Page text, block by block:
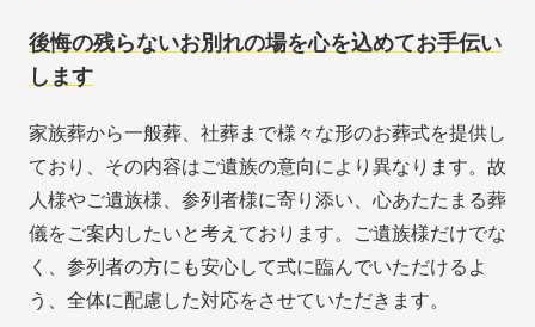
後悔の残らないお別れの場を心を込めてお手伝い
します
家族葬から一般葬、社葬まで様々な形のお葬式を提供し
ており、その内容はご遺族の意向により異なります。故
人様やご遺族様、参列者様に寄り添い、心あたたまる葬
儀をご案内したいと考えております。ご遺族様だけでな
く、参列者の方にも安心して式に臨んでいただけるよ
う、全体に配慮した対応をさせていただきます。